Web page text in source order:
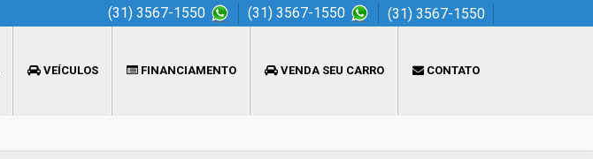
(31) 3567-1550 (31) 3567-1550 (31) 3567-1550
VEÍCULOS FINANCIAMENTO VENDA SEU CARRO CONTATO